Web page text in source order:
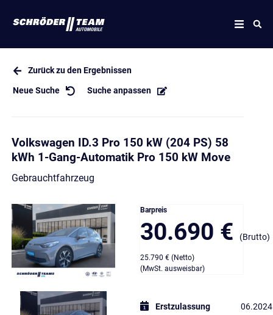
Zurück zu den Ergebnissen
Neue Suche Suche anpassen
Volkswagen ID.3 Pro 150 kW (204 PS) 58
kWh 1-Gang-Automatik Pro 150 kW Move
Gebrauchtfahrzeug
Barpreis
30.690 € (Brutto)
25.790 € (Netto)
(MwSt. ausweisbar)
Erstzulassung
06.2024